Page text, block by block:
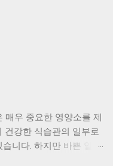
매우 중요한 영양소를 제
건강한 식습관의 일부로
니다. 하지만 바쁜 일상